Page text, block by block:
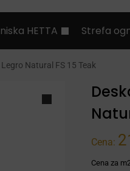
HETTA Strefa
Natural FS 15 Teak
Cena:
Cena za